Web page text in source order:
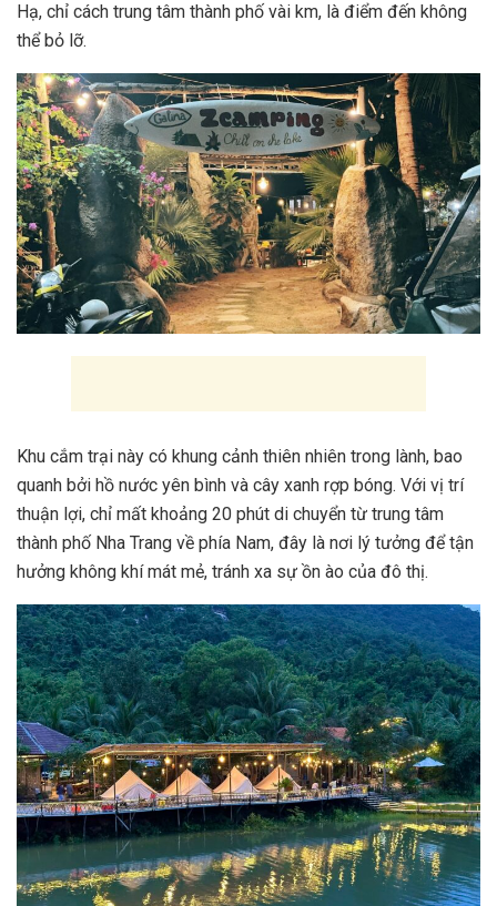
Hạ, chỉ cách trung tâm thành phố vài km, là điểm đến không
thể bỏ lỡ.
Khu cắm trại này có khung cảnh thiên nhiên trong lành, bao
quanh bởi hồ nước yên bình và cây xanh rợp bóng. Với vị trí
thuận lợi, chỉ mất khoảng 20 phút di chuyển từ trung tâm
thành phố Nha Trang về phía Nam, đây là nơi lý tưởng để tận
hưởng không khí mát mẻ, tránh xa sự ồn ào của đô thị.